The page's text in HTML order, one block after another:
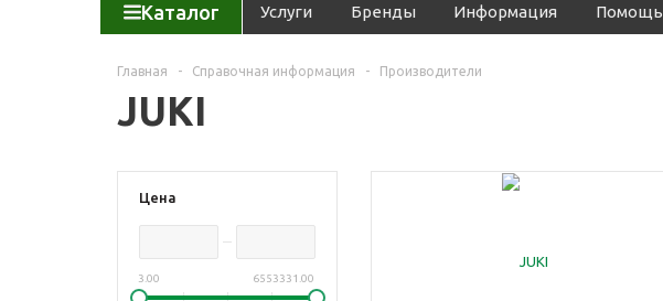
Каталог Услуги Бренды Информация Помощь
Главная - Справочная информация - Производители
JUKI
Цена
3.00 6553331.00